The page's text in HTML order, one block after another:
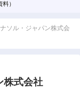
）
ソル・ジャパン株式会
株式会社